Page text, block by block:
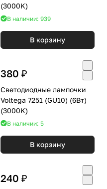
(3000K)
В наличии: 939
В корзину
380 ₽
Светодиодные лампочки
Voltega 7251 (GU10) (6Вт)
(3000K)
В наличии: 5
В корзину
240 ₽